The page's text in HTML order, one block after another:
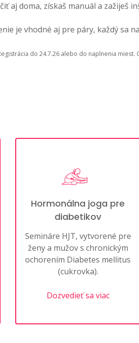
aj doma, získaš manuál a
je vhodné aj pre páry, každý
do 24.7.26 alebo do naplnenia miest.
Hormonálna joga pre
diabetikov
Semináre HJT, vytvorené pre
ženy a mužov s chronickým
ochorením Diabetes mellitus
(cukrovka).
Dozvedieť sa viac